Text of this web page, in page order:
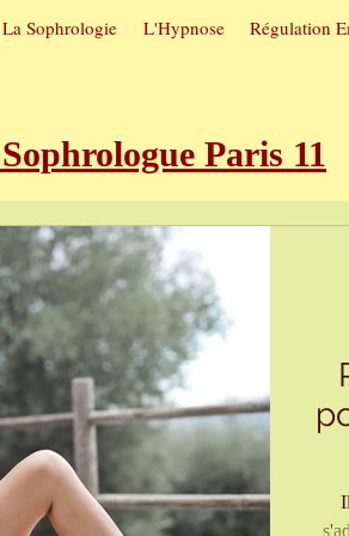
La Sophrologie L'Hypnose Régulation
Paris 11
du sommeil
Hypnose
Sophrologie